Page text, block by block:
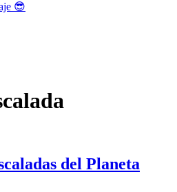
😎
del Planeta